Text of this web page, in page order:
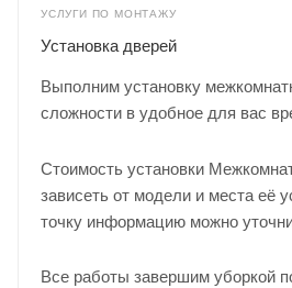
УСЛУГИ ПО МОНТАЖУ
Установка дверей
Выполним установку
сложности в удобное для вас
Стоимость установки
зависеть от модели и места её
точку информацию можно
Все работы завершим уборкой